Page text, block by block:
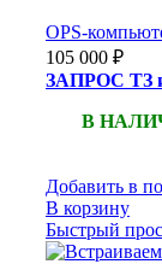
OPS-
105 000 ₽
ЗАПРОС ТЗ
В
Добавить в
В корзину
Быстрый